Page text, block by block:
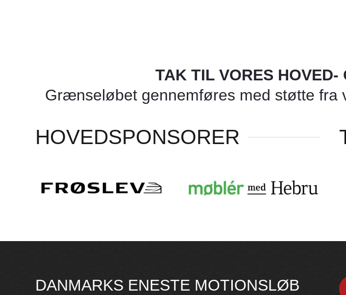
TAK TIL VORES HOVED-
Grænseløbet gennemføres med støtte fra
HOVEDSPONSORER
DANMARKS ENESTE MOTIONSLØB